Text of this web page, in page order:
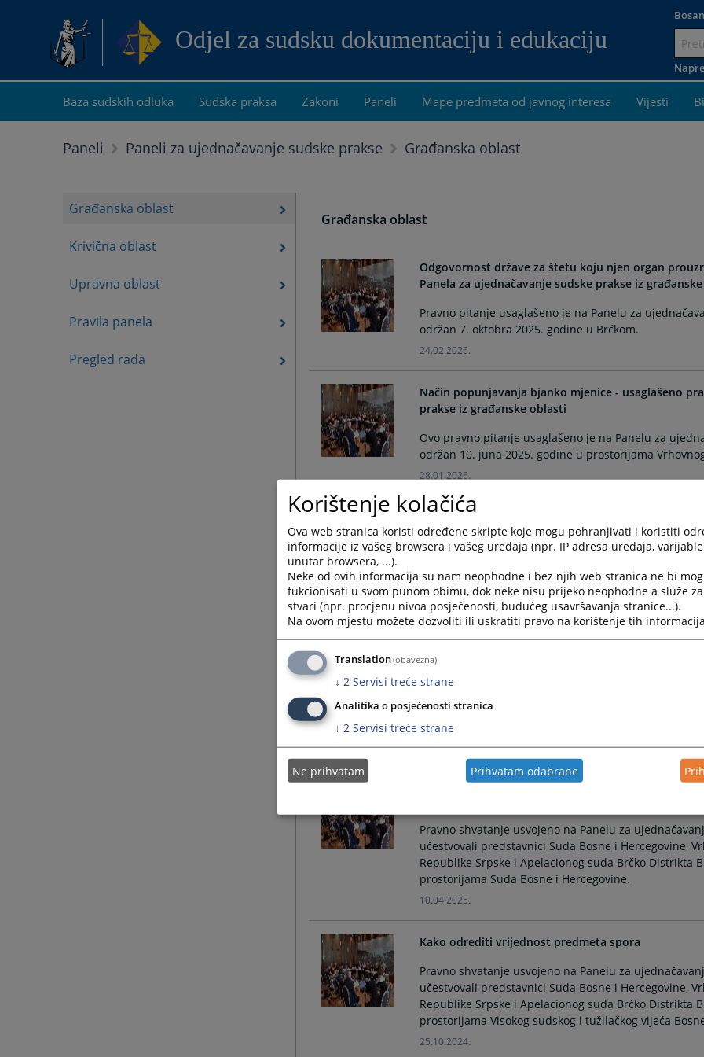
Odjel za sudsku dokumentaciju i edukaciju
sadržaj
Baza sudskih odluka Sudska praksa Zakoni Paneli Mape predmeta od javnog interesa Vijesti
Paneli Paneli za ujednačavanje sudske prakse Građanska oblast
Građanska oblast
Krivična oblast
Upravna oblast
Pravila panela
Pregled rada
Građanska oblast
Odgovornost države za štetu koju njen organ
Panela za ujednačavanje sudske prakse iz
Pravno pitanje usaglašeno je na Panelu za
održan 7. oktobra 2025. godine u Brčkom.
24.02.2026.
Način popunjavanja bjanko mjenice - usaglašeno
prakse iz građanske oblasti
Ovo pravno pitanje usaglašeno je na Panelu za
održan 10. juna 2025. godine u prostorijama
28.01.2026.
Smrt tuženog prije podnošenja tužbe - usaglašeno
prakse iz građanske oblasti
Pravno pitanje "Da Ii se radi o otklonjivom iii
umro prije podnošenja tužbe" je usaglašeno na
oblasti, koji je održan 10. juna 2025. godine u
28.01.2026.
Trasirana i vlastita mjenica
U skladu sa Pravilima panela za ujednačavanje
za ujednačavanje sudske prakse iz građanskog
prostorijama Pravosudnog povjerenstva Brčko
Pitanje sudske nadležnosti u sporovima o
Pravno shvatanje usvojeno na Panelu za
učestvovali predstavnici Suda Bosne i Hercegovine,
Republike Srpske i Apelacionog suda Brčko Distrikta
prostorijama Suda Bosne i Hercegovine.
10.04.2025.
Kako odrediti vrijednost predmeta spora
Pravno shvatanje usvojeno na Panelu za
učestvovali predstavnici Suda Bosne i Hercegovine,
Republike Srpske i Apelacionog suda Brčko Distrikta
prostorijama Visokog sudskog i tužilačkog vijeća
25.10.2024.
Korištenje kolačića
Ova web stranica koristi određene skripte koje mogu pohranjivati i koristiti
informacije iz vašeg browsera i vašeg uređaja (npr. IP adresa uređaja,
unutar browsera, ...).
Neke od ovih informacija su nam neophodne i bez njih web stranica ne bi
fukcionisati u svom punom obimu, dok neke nisu prijeko neophodne a služe
stvari (npr. procjenu nivoa posjećenosti, budućeg usavršavanja stranice...).
Na ovom mjestu možete dozvoliti ili uskratiti pravo na korištenje tih
Translation(obavezna)
↓ 2 Servisi treće strane
Analitika o posjećenosti stranica
↓ 2 Servisi treće strane
Ne prihvatam Prihvatam odabrane